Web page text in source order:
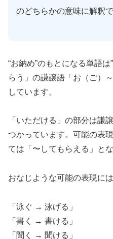
のどちらかの意味に解釈で
“お納め”のもとになる単語
らう」の謙譲語「お（ご）
しています。
「いただける」の部分は謙
つかっています。可能の表
ては「〜してもらえる」とな
おなじような可能の表現には
「泳ぐ → 泳げる」
「書く → 書ける」
「聞く → 聞ける」